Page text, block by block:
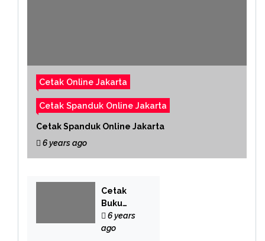
Cetak Online Jakarta
Cetak Spanduk Online Jakarta
Cetak Spanduk Online Jakarta
6 years ago
Cetak
Buku
Yasin
Online
6 years
ago